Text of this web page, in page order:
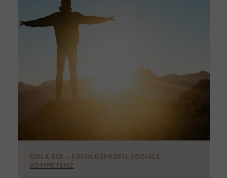
DNLA ESK – ERFOLGSPROFIL SOZIALE
KOMPETENZ